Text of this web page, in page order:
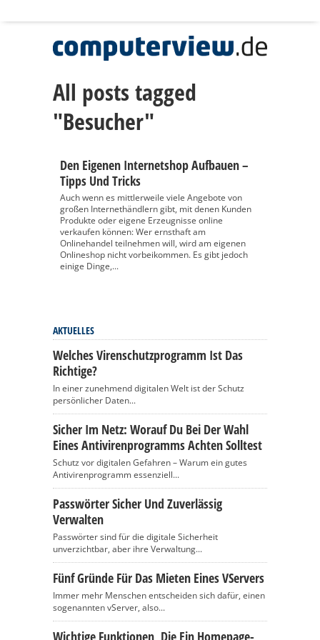
All posts tagged
"Besucher"
Den Eigenen Internetshop Aufbauen –
Tipps Und Tricks
Auch wenn es mittlerweile viele Angebote von
großen Internethändlern gibt, mit denen Kunden
Produkte oder eigene Erzeugnisse online
verkaufen können: Wer ernsthaft am
Onlinehandel teilnehmen will, wird am eigenen
Onlineshop nicht vorbeikommen. Es gibt jedoch
einige Dinge,...
AKTUELLES
Welches Virenschutzprogramm Ist Das
Richtige?
In einer zunehmend digitalen Welt ist der Schutz
persönlicher Daten...
Sicher Im Netz: Worauf Du Bei Der Wahl
Eines Antivirenprogramms Achten Solltest
Schutz vor digitalen Gefahren – Warum ein gutes
Antivirenprogramm essenziell...
Passwörter Sicher Und Zuverlässig
Verwalten
Passwörter sind für die digitale Sicherheit
unverzichtbar, aber ihre Verwaltung...
Fünf Gründe Für Das Mieten Eines VServers
Immer mehr Menschen entscheiden sich dafür, einen
sogenannten vServer, also...